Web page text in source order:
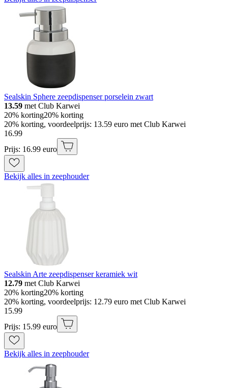
Sealskin Sphere zeepdispenser porselein zwart
13.59 met Club Karwei
20% korting20% korting
20% korting, voordeelprijs: 13.59 euro met Club Karwei
16.99
Prijs: 16.99 euro
Bekijk alles in zeephouder
Sealskin Arte zeepdispenser keramiek wit
12.79 met Club Karwei
20% korting20% korting
20% korting, voordeelprijs: 12.79 euro met Club Karwei
15.99
Prijs: 15.99 euro
Bekijk alles in zeephouder